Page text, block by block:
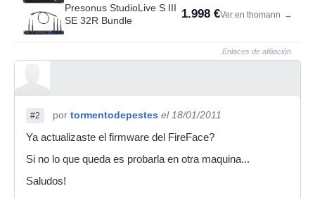
Presonus StudioLive S III
SE 32R Bundle
1.998 €Ver en thomann →
Enlaces de afiliación
#2 por tormentodepestes el 18/01/2011
Ya actualizaste el firmware del FireFace?
Si no lo que queda es probarla en otra maquina...
Saludos!